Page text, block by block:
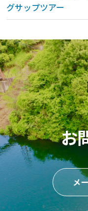
グサップツアー
お
メ